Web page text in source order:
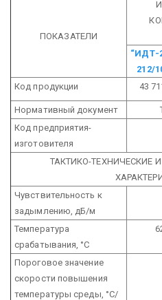
ПОКАЗАТЕЛИ
“ИДТ-
212/
Код продукции
43
Нормативный документ
Код предприятия-
изготовителя
ТАКТИКО-ТЕХНИЧЕСКИЕ
Чувствительность к
задымлению, дБ/м
Температура
срабатывания, °С
Пороговое значение
скорости повышения
температуры среды, °С/